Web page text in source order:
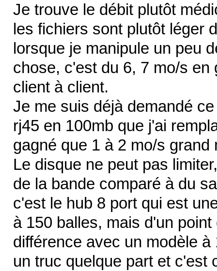
Je trouve le débit plutôt
les fichiers sont plutôt léger
lorsque je manipule un peu
chose, c'est du 6, 7 mo/s
client à client.
Je me suis déjà demandé
rj45 en 100mb que j'ai
gagné que 1 à 2 mo/s grand
Le disque ne peut pas
de la bande comparé à du
c'est le hub 8 port qui est
à 150 balles, mais d'un
différence avec un modèle
un truc quelque part et c'est